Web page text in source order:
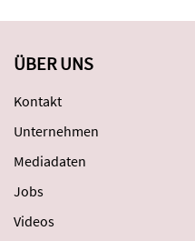
ÜBER UNS
Kontakt
Unternehmen
Mediadaten
Jobs
Videos